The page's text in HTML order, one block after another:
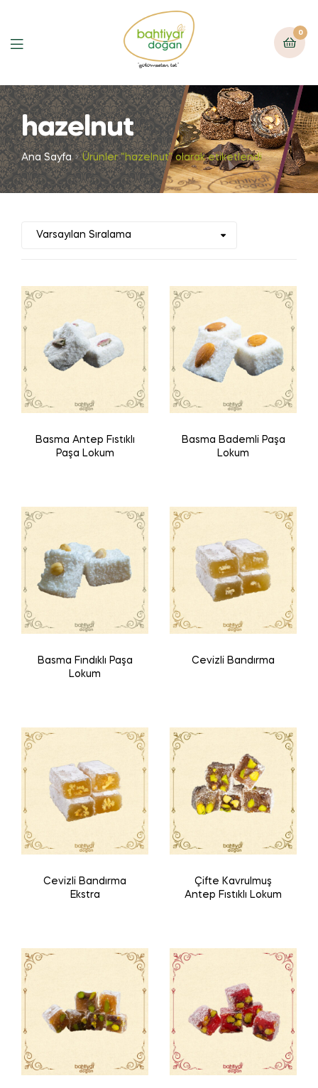
0
hazelnut
Ana Sayfa Ürünler “hazelnut” olarak etiketlendi
Basma Antep Fıstıklı
Paşa Lokum
Basma Bademli Paşa
Lokum
Basma Fındıklı Paşa
Lokum
Cevizli Bandırma
Cevizli Bandırma
Ekstra
Çifte Kavrulmuş
Antep Fıstıklı Lokum